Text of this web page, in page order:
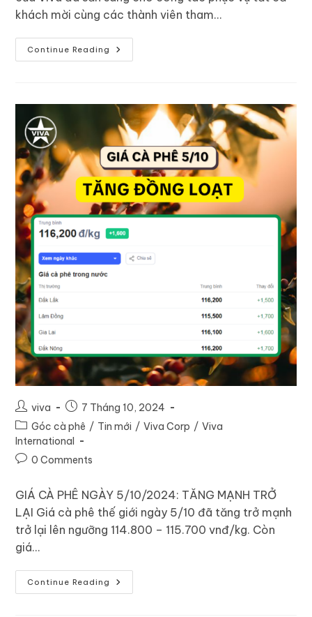
khách mời cùng các thành viên tham…
Continue Reading
viva
7 Tháng 10, 2024
Góc cà phê / Tin mới / Viva Corp / Viva
International
0 Comments
GIÁ CÀ PHÊ NGÀY 5/10/2024: TĂNG MẠNH TRỞ
LẠI Giá cà phê thế giới ngày 5/10 đã tăng trở mạnh
trở lại lên ngưỡng 114.800 – 115.700 vnđ/kg. Còn
giá…
Continue Reading